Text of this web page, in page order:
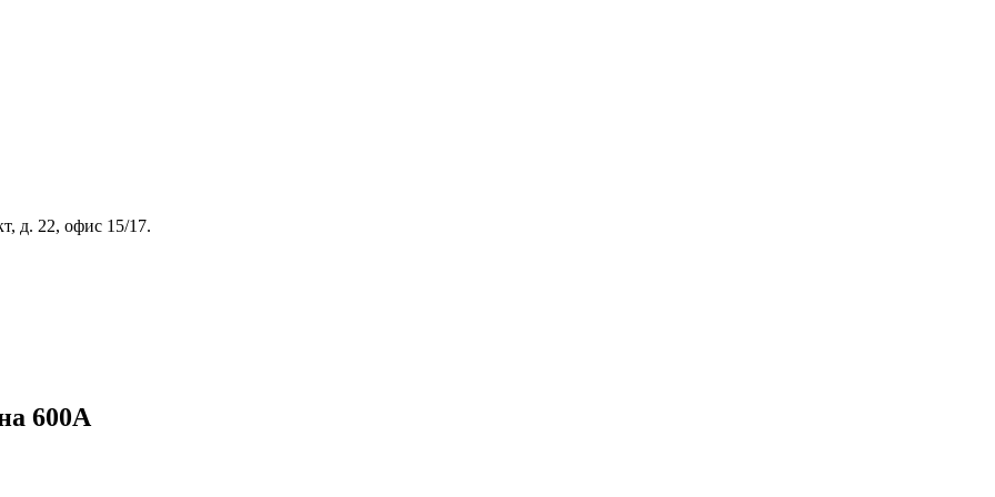
д. 22, офис 15/17.
600А